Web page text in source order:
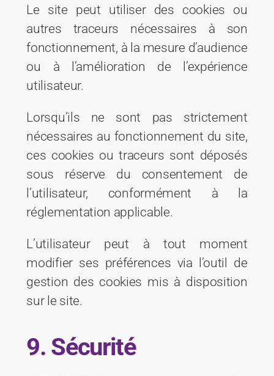
Le site peut utiliser des cookies ou
autres traceurs nécessaires à son
fonctionnement, à la mesure d’audience
ou à l’amélioration de l’expérience
utilisateur.
Lorsqu’ils ne sont pas strictement
nécessaires au fonctionnement du site,
ces cookies ou traceurs sont déposés
sous réserve du consentement de
l’utilisateur, conformément à la
réglementation applicable.
L’utilisateur peut à tout moment
modifier ses préférences via l’outil de
gestion des cookies mis à disposition
sur le site.
9. Sécurité